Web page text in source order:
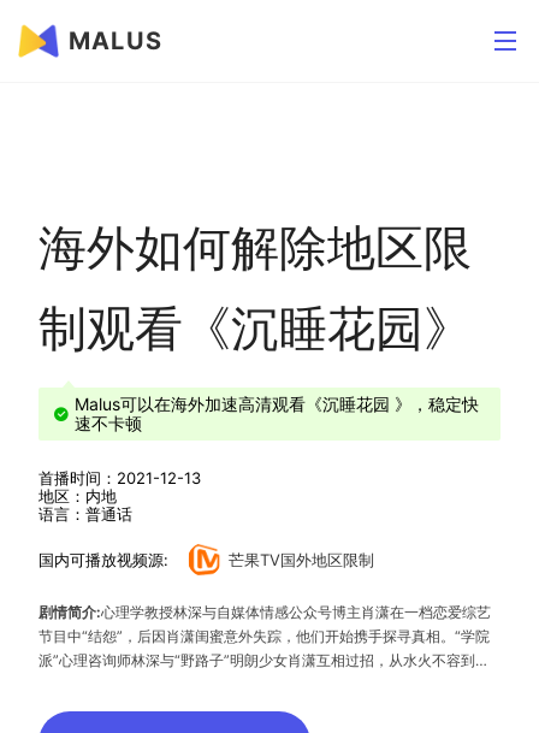
MALUS
海外如何解除地区限
制观看《沉睡花园》
Malus可以在海外加速高清观看《沉睡花园 》，稳定快
速不卡顿
首播时间：2021-12-13
地区：内地
语言：普通话
国内可播放视频源: 芒果TV国外地区限制
剧情简介:心理学教授林深与自媒体情感公众号博主肖潇在一档恋爱综艺
节目中“结怨”，后因肖潇闺蜜意外失踪，他们开始携手探寻真相。“学院
派”心理咨询师林深与“野路子”明朗少女肖潇互相过招，从水火不容到彼
悟了爱情是二人并肩成长这一真谛，彼此成就成为了更好的自己。